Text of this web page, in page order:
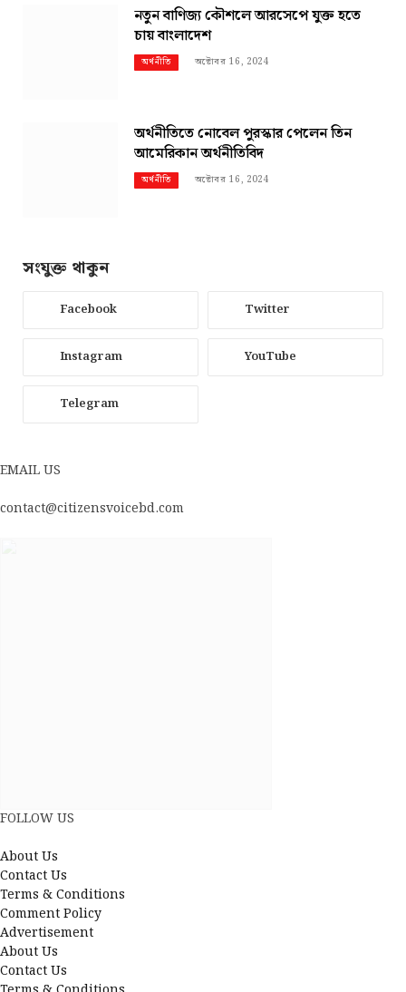
নতুন বাণিজ্য কৌশলে আরসেপে যুক্ত হতে
চায় বাংলাদেশ
অর্থনীতি অক্টোবর 16, 2024
অর্থনীতিতে নোবেল পুরস্কার পেলেন তিন
আমেরিকান অর্থনীতিবিদ
অর্থনীতি অক্টোবর 16, 2024
সংযুক্ত থাকুন
Facebook Twitter
Instagram YouTube
Telegram
EMAIL US
contact@citizensvoicebd.com
FOLLOW US
Facebook
YouTube
X
(Twitter)
About Us
Contact Us
Terms & Conditions
Comment Policy
Advertisement
About Us
Contact Us